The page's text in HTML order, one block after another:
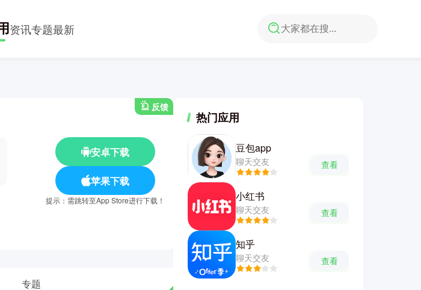
资讯专题最新
反馈
安卓下载
苹果下载
提示：需跳转至App Store进行下载！
专题
热门应用
豆包app
聊天交友 查看
小红书
聊天交友 查看
知乎
聊天交友 查看